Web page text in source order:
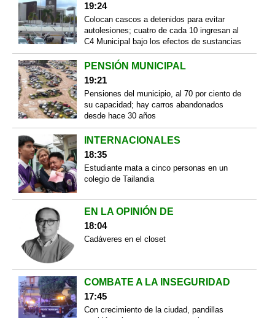
19:24
Colocan cascos a detenidos para evitar
autolesiones; cuatro de cada 10 ingresan al
C4 Municipal bajo los efectos de sustancias
PENSIÓN MUNICIPAL
19:21
Pensiones del municipio, al 70 por ciento de
su capacidad; hay carros abandonados
desde hace 30 años
INTERNACIONALES
18:35
Estudiante mata a cinco personas en un
colegio de Tailandia
EN LA OPINIÓN DE
18:04
Cadáveres en el closet
COMBATE A LA INSEGURIDAD
17:45
Con crecimiento de la ciudad, pandillas